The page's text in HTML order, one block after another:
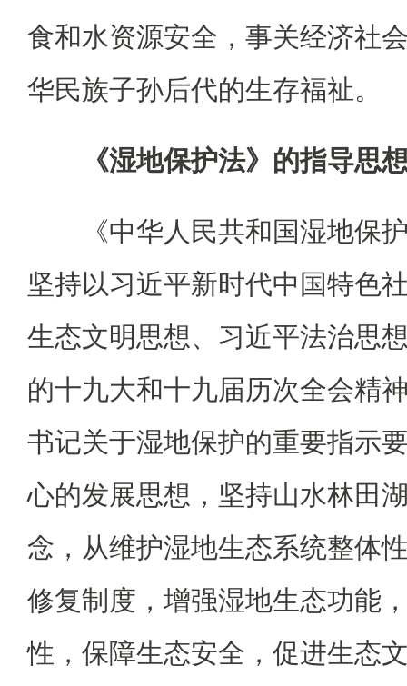
食和水资源安全，事关经济社
华民族子孙后代的生存福祉。
《湿地保护法》的指导思
《中华人民共和国湿地保
坚持以习近平新时代中国特色
生态文明思想、习近平法治思
的十九大和十九届历次全会精
书记关于湿地保护的重要指示
心的发展思想，坚持山水林田
念，从维护湿地生态系统整体
修复制度，增强湿地生态功能
性，保障生态安全，促进生态